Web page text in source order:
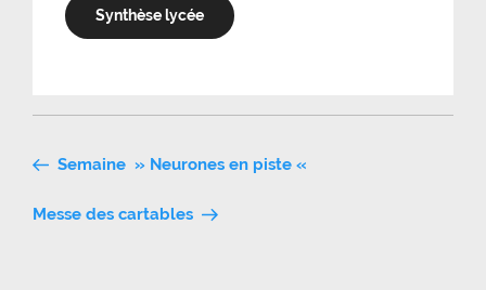
Synthèse lycée
Navigation
de
Semaine » Neurones en piste «
Messe des cartables